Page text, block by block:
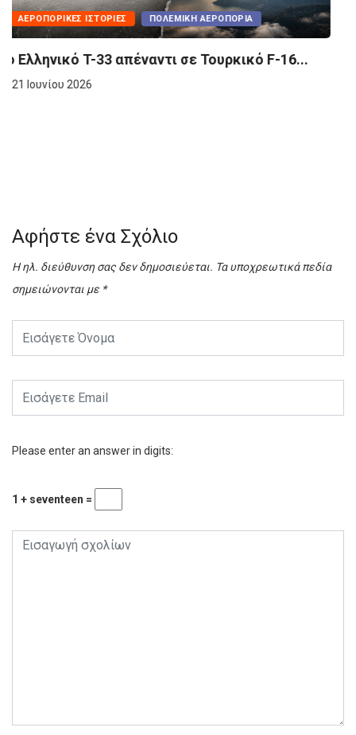
ΙΣΤΟΡΊΑ ΣΤΡΑΤΙΩΤΙΚΉ ΙΣΤΟΡΊΑ
Αεροπορικό πλήγμα στο Εσκί Σεχίρ – Η...
Αφήστε ένα Σχόλιο
Η ηλ. διεύθυνση σας δεν δημοσιεύεται. Τα υποχρεωτικά πεδία
σημειώνονται με *
Please enter an answer in digits:
1 + seventeen =